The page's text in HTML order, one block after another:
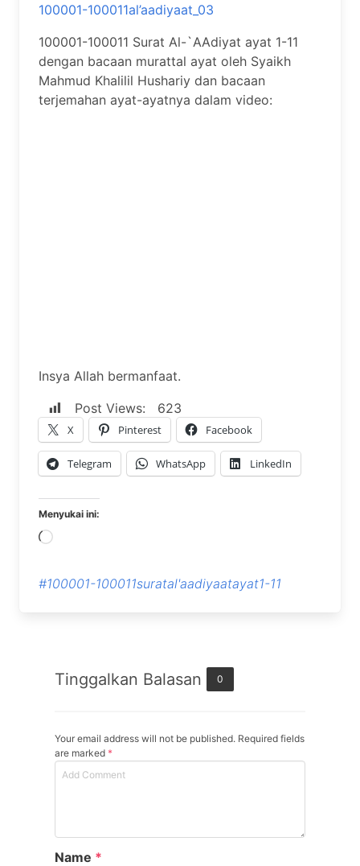
100001-100011al’aadiyaat_03
100001-100011 Surat Al-`AAdiyat ayat 1-11
dengan bacaan murattal ayat oleh Syaikh
Mahmud Khalilil Hushariy dan bacaan
terjemahan ayat-ayatnya dalam video:
Insya Allah bermanfaat.
Post Views:
623
X Pinterest Facebook
Telegram WhatsApp LinkedIn
Menyukai ini:
Memuat...
#100001-100011suratal'aadiyaatayat1-11
Tinggalkan Balasan 0
Your email address will not be published. Required fields
are marked *
Name *